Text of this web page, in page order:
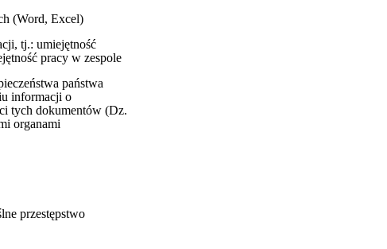
(Word, Excel)
tj.: umiejętność
pracy w zespole
państwa
informacji o
tych dokumentów (Dz.
organami
przestępstwo